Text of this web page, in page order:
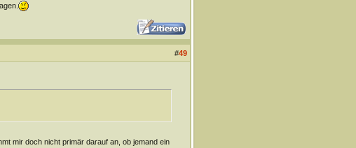
#49
mir doch nicht primär darauf an, ob jemand ein